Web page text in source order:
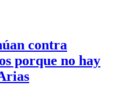
contra
porque no hay